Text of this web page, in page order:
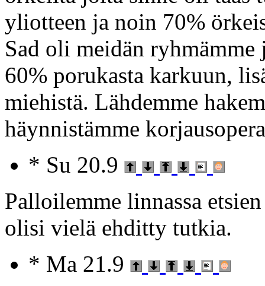
yliotteen ja noin 70%
Sad oli meidän
60% porukasta karkuun,
miehistä. Lähdemme
häynnistämme
* Su 20.9
Palloilemme linnassa
olisi vielä ehditty tutkia.
* Ma 21.9